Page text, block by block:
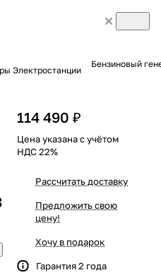
Электростанции
Бензиновый
114 490 ₽
Цена указана с учётом
НДС 22%
Рассчитать доставку
Предложить свою
цену!
Хочу в подарок
Гарантия 2 года